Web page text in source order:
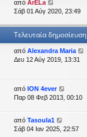
σ
η
ς
ο
ί
ε
υ
σ
η
ς
η
μ
ο
σ
ί
υ
η
τ
ί
α
ς
δ
η
ο
ί
υ
τ
λ
ε
τ
α
α
ς
δ
μ
ο
από ArELa
Σάβ 01 Αύγ 2020, 23:49
Τελευταία δημοσίευση
από Alexandra Maria
Δευ 12 Αύγ 2019, 13:31
από ION 4ever
Παρ 08 Φεβ 2013, 00:10
από Tasoula1
Σάβ 04 Ιαν 2025, 22:57